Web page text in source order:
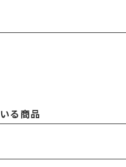
る商品